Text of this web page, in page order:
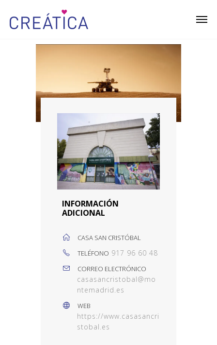
INFORMACIÓN
ADICIONAL
CASA SAN CRISTÓBAL
TELÉFONO 917 96 60 48
CORREO ELECTRÓNICO
casasancristobal@mo
ntemadrid.es
WEB
https://www.casasancri
stobal.es